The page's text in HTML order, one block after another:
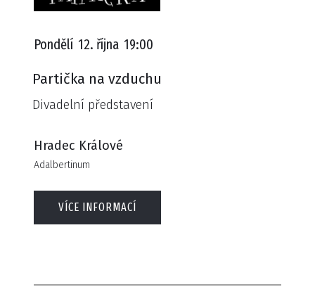
Pondělí 12. října 19:00
Partička na vzduchu
Divadelní představení
Hradec Králové
Adalbertinum
VÍCE INFORMACÍ